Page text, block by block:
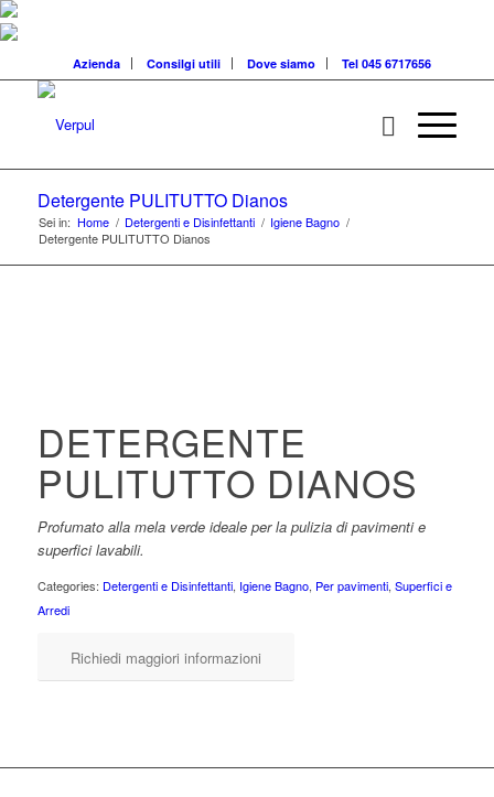
Azienda Consilgi utili Dove siamo Tel 045 6717656
Detergente PULITUTTO Dianos
Sei in: Home / Detergenti e Disinfettanti / Igiene Bagno /
Detergente PULITUTTO Dianos
DETERGENTE
PULITUTTO DIANOS
Profumato alla mela verde ideale per la pulizia di pavimenti e
superfici lavabili.
Categories: Detergenti e Disinfettanti, Igiene Bagno, Per pavimenti, Superfici e
Arredi
Richiedi maggiori informazioni